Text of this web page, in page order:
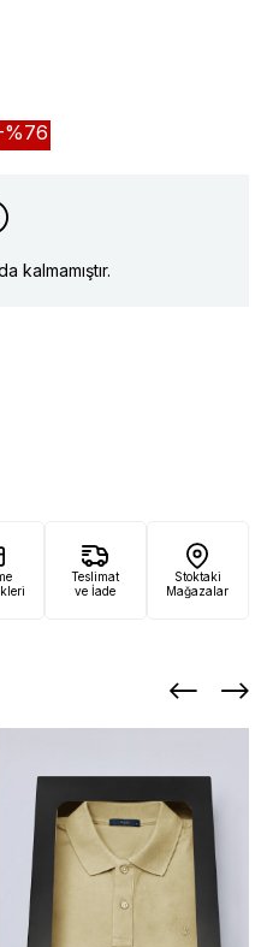
76
kalmamıştır.
Teslimat
ve İade
Stoktaki
Mağazalar